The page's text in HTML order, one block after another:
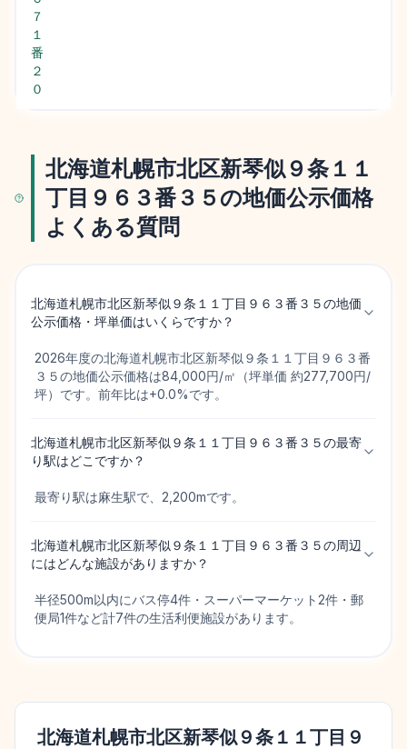
７
１
番
２
０
北海道札幌市北区新琴似９条１１
丁目９６３番３５の地価公示価格
よくある質問
北海道札幌市北区新琴似９条１１丁目９６３番３５の地価
公示価格・坪単価はいくらですか？
2026年度の北海道札幌市北区新琴似９条１１丁目９６３番
３５の地価公示価格は84,000円/㎡（坪単価 約277,700円/
坪）です。前年比は+0.0%です。
北海道札幌市北区新琴似９条１１丁目９６３番３５の最寄
り駅はどこですか？
最寄り駅は麻生駅で、2,200mです。
北海道札幌市北区新琴似９条１１丁目９６３番３５の周辺
にはどんな施設がありますか？
半径500m以内にバス停4件・スーパーマーケット2件・郵
便局1件など計7件の生活利便施設があります。
北海道札幌市北区新琴似９条１１丁目９